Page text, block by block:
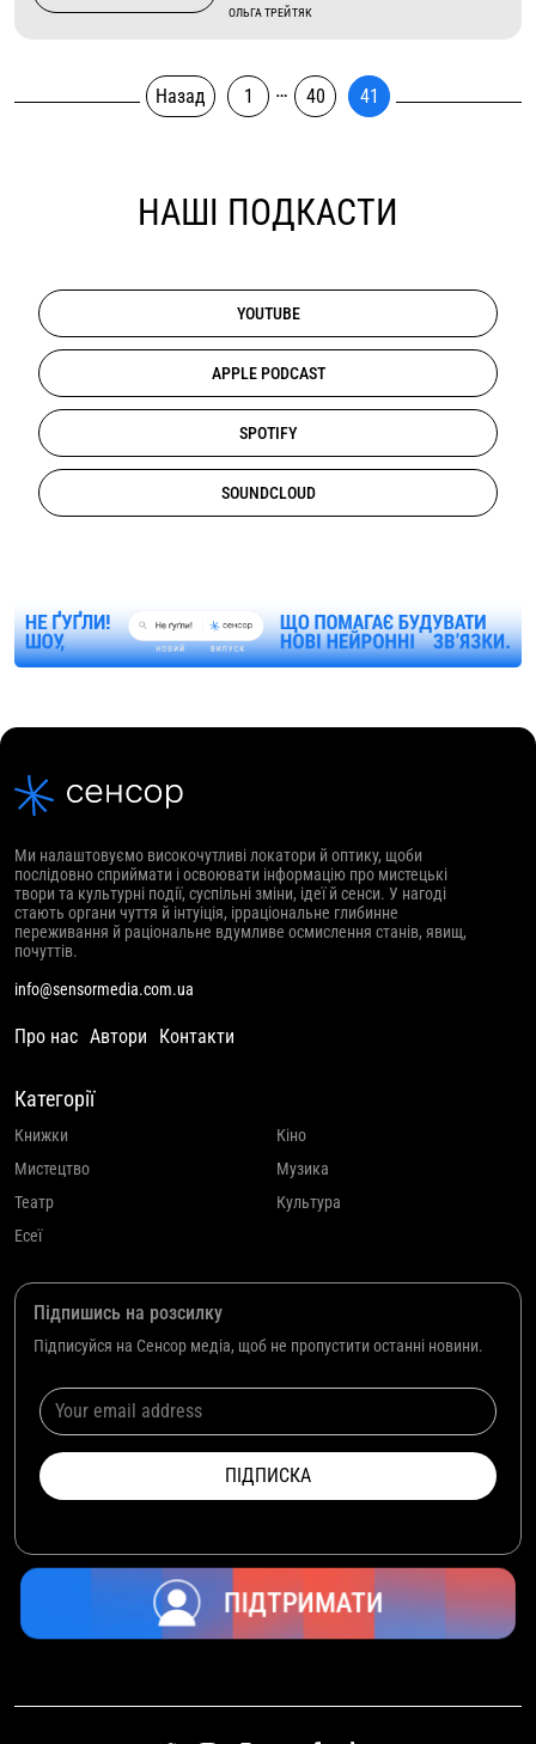
ОЛЬГА ТРЕЙТЯК
Назад 1 … 40 41
НАШІ ПОДКАСТИ
YOUTUBE
APPLE PODCAST
SPOTIFY
SOUNDCLOUD
Ми налаштовуємо високочутливі локатори й оптику, щоби
послідовно сприймати і освоювати інформацію про мистецькі
твори та культурні події, суспільні зміни, ідеї й сенси. У нагоді
стають органи чуття й інтуіція, ірраціональне глибинне
переживання й раціональне вдумливе осмислення станів, явищ,
почуттів.
info@sensormedia.com.ua
Про нас Автори Контакти
Категорії
Книжки
Мистецтво
Театр
Есеї
Кіно
Музика
Культура
Підпишись на розсилку
Підписуйся на Сенсор медіа, щоб не пропустити останні новини.
ПІДТРИМАТИ